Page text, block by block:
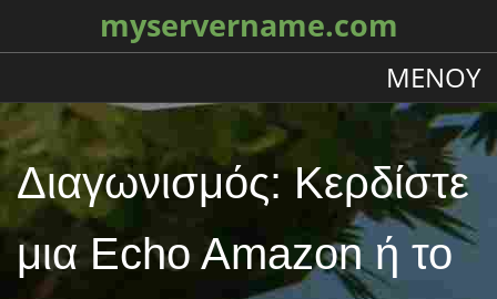
myservername.com
ΜΕΝΟΎ
Διαγωνισμός: Κερδίστε
μια Echo Amazon ή το